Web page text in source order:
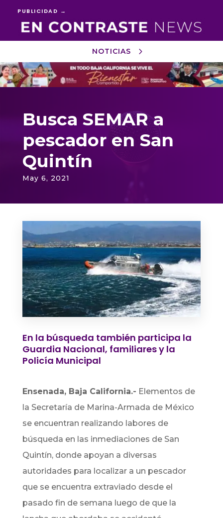
PUBLICIDAD →
NOTICIAS
Reproductor
de
vídeo
Busca SEMAR a
pescador en San
Quintín
May 6, 2021
En la búsqueda también participa la
Guardia Nacional, familiares y la
Policía Municipal
Ensenada, Baja California.- Elementos de
la Secretaría de Marina-Armada de México
se encuentran realizando labores de
búsqueda en las inmediaciones de San
Quintín, donde apoyan a diversas
autoridades para localizar a un pescador
que se encuentra extraviado desde el
pasado fin de semana luego de que la